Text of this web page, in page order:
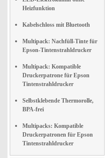
Heizfunktion
Kabelschloss mit Bluetooth
Multipack: Nachfüll-Tinte für
Epson-Tintenstrahldrucker
Multipack: Kompatible
Druckerpatrone für Epson
Tintenstrahldrucker
Selbstklebende Thermorolle,
BPA-frei
Multipacks: Kompatible
Druckerpatronen für Epson
Tintenstrahldrucker